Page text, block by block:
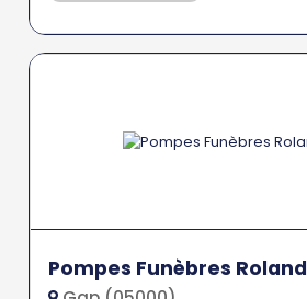
Pompes Funèbres